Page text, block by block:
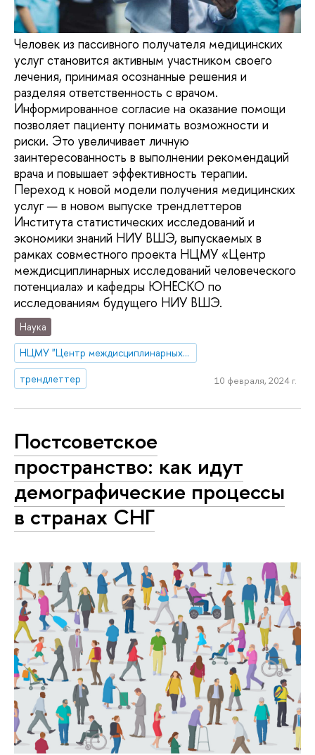
Человек из пассивного получателя медицинских
услуг становится активным участником своего
лечения, принимая осознанные решения и
разделяя ответственность с врачом.
Информированное согласие на оказание помощи
позволяет пациенту понимать возможности и
риски. Это увеличивает личную
заинтересованность в выполнении рекомендаций
врача и повышает эффективность терапии.
Переход к новой модели получения медицинских
услуг — в новом выпуске трендлеттеров
Института статистических исследований и
экономики знаний НИУ ВШЭ, выпускаемых в
рамках совместного проекта НЦМУ «Центр
междисциплинарных исследований человеческого
потенциала» и кафедры ЮНЕСКО по
исследованиям будущего НИУ ВШЭ.
Наука
НЦМУ "Центр междисциплинарных исследований человеческого потенциала"
трендлеттер
10 февраля, 2024 г.
Постсоветское
пространство: как идут
демографические процессы
в странах СНГ